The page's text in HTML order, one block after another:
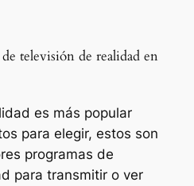
televisión de realidad en
es más popular
para elegir, estos son
programas de
para transmitir o ver